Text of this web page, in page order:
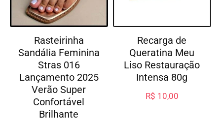
Rasteirinha
Sandália Feminina
Stras 016
Lançamento 2025
Verão Super
Confortável
Brilhante
Recarga de
Queratina Meu
Liso Restauração
Intensa 80g
R$ 10,00